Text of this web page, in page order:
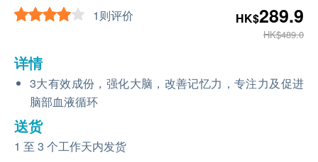
1则评价 HK$289.9
HK$489.0
详情
3大有效成份，强化大脑，改善记忆力，专注力及促进
脑部血液循环
送货
1 至 3 个工作天内发货